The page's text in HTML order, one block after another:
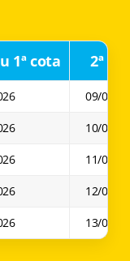
1ª cota 2ª
09/02/
10/02/
11/02/
12/02/
13/02/